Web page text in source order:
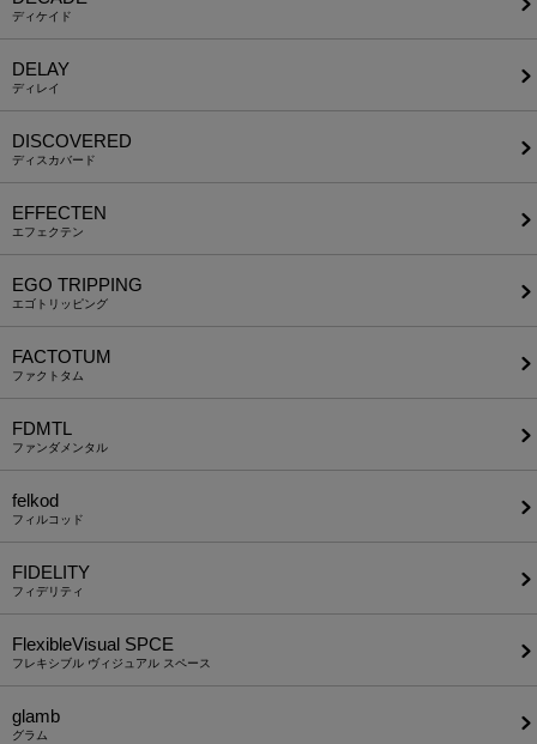
ディケイド
DELAY
ディレイ
DISCOVERED
ディスカバード
EFFECTEN
エフェクテン
EGO TRIPPING
エゴトリッピング
FACTOTUM
ファクトタム
FDMTL
ファンダメンタル
felkod
フィルコッド
FIDELITY
フィデリティ
FlexibleVisual SPCE
フレキシブル ヴィジュアル スペース
glamb
グラム